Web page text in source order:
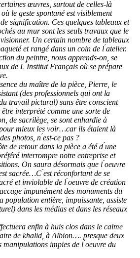
œuvres, surtout de celles-là
le geste spontané est visiblement
signification. Ces quelques tableaux et
au mur sont les seuls travaux que le
Un certain nombre de tableaux
et rangé dans un coin de l ́atelier.
du peintre, nous apprends-on, se
de L ́Institut Français où se prépare
du maître de la pièce, Pierre, le
(des professionnels qui ont la
travail pictural) sans être conscient
interprété comme une sorte de
de sacrilège, se sont enhardie à
mieux les voir…car ils étaient là
photos, n ́est-ce pas ?
de retour dans la pièce a été d ́une
interrompre notre entreprise et
On saura désormais que l ́oeuvre
sacrée…C ́est réconfortant de se
et inviolable de l ́oeuvre de création
impunément des monuments du
population entière, impuissante, assiste
dans les médias et dans les réseaux
enfin à huis clos dans le calme
de khalid, à Albion…. presque deux
manipulations impies de l ́oeuvre du